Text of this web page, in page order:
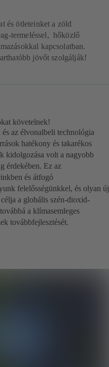
és ötleteinket a zöld
termeléssel, hőközlő
kapcsolatban.
jövőt szolgálják!
követelnek!
az élvonalbeli technológia
hatékony és takarékos
kidolgozása volt a nagyobb
érdekében. Ez az
és átfogó
felelősségünkkel, és olyan új
a globális szén-dioxid-
a klímasemleges
továbbfejlesztését.